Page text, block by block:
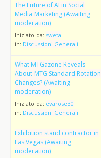
The Future of AI in Social
Media Marketing (Awaiting
moderation)
Iniziato da: sweta
in: Discussioni Generali
What MTGazone Reveals
About MTG Standard Rotation
Changes? (Awaiting
moderation)
Iniziato da: evarose30
in: Discussioni Generali
Exhibition stand contractor in
Las Vegas (Awaiting
moderation)